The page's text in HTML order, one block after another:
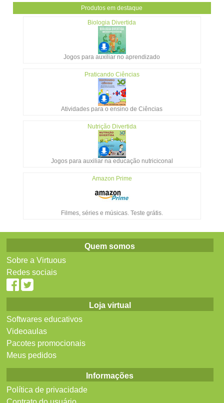
Produtos em destaque
Biologia Divertida
Jogos para auxiliar no aprendizado
Praticando Ciências
Atividades para o ensino de Ciências
Nutrição Divertida
Jogos para auxiliar na educação nutriciconal
Amazon Prime
Filmes, séries e músicas. Teste grátis.
Quem somos
Sobre a Virtuous
Redes sociais
Loja virtual
Softwares educativos
Videoaulas
Pacotes promocionais
Meus pedidos
Informações
Política de privacidade